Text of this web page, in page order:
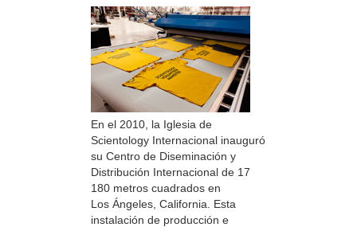
En el 2010, la Iglesia de
Scientology Internacional inauguró
su Centro de Diseminación y
Distribución Internacional de 17
180 metros cuadrados en
Los Ángeles, California. Esta
instalación de producción e